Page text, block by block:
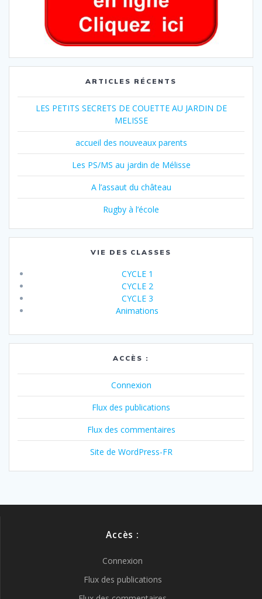
ARTICLES RÉCENTS
LES PETITS SECRETS DE COUETTE AU JARDIN DE
MELISSE
accueil des nouveaux parents
Les PS/MS au jardin de Mélisse
A l’assaut du château
Rugby à l’école
VIE DES CLASSES
CYCLE 1
CYCLE 2
CYCLE 3
Animations
ACCÈS :
Connexion
Flux des publications
Flux des commentaires
Site de WordPress-FR
Accès :
Connexion
Flux des publications